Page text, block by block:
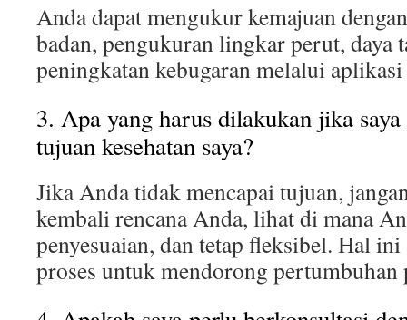
Anda dapat mengukur kemajuan
badan, pengukuran lingkar perut, daya
peningkatan kebugaran melalui
3. Apa yang harus dilakukan jika
tujuan kesehatan saya?
Jika Anda tidak mencapai tujuan,
kembali rencana Anda, lihat di mana
penyesuaian, dan tetap fleksibel. Hal
proses untuk mendorong